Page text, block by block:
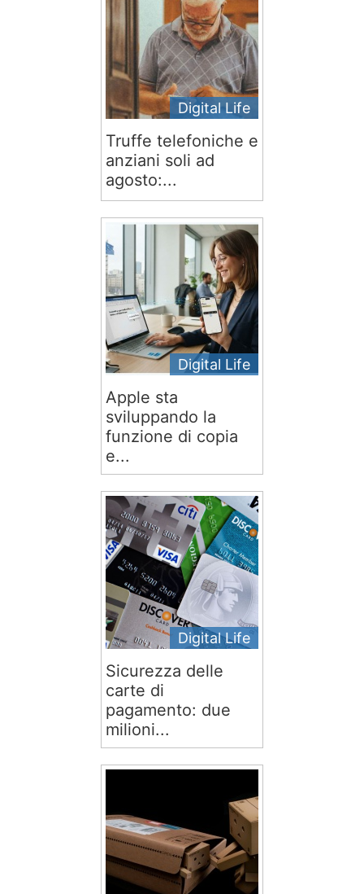
Digital Life
Truffe telefoniche e
anziani soli ad
agosto:...
Digital Life
Apple sta
sviluppando la
funzione di copia
e...
Digital Life
Sicurezza delle
carte di
pagamento: due
milioni...